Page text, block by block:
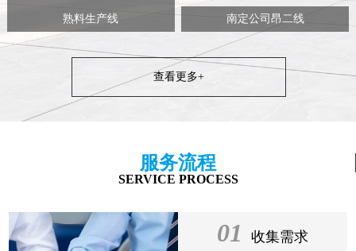
熟料生产线 南定公司昂二线
查看更多+
服务流程
SERVICE PROCESS
01 收集需求